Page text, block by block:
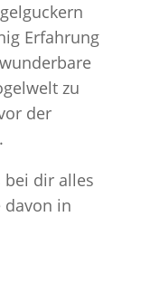
Erfahrung
zu
der
bei dir alles
davon in